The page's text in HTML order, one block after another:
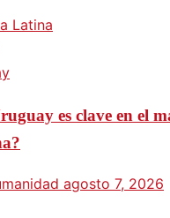
Latina
es clave en el
agosto 7, 2026